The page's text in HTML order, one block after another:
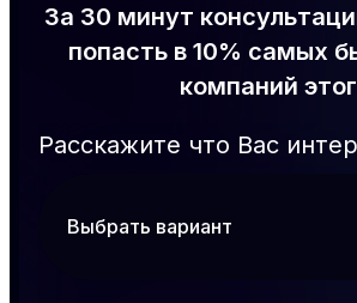
За 30 минут
попасть в 10% самых
компаний
Расскажите что Вас